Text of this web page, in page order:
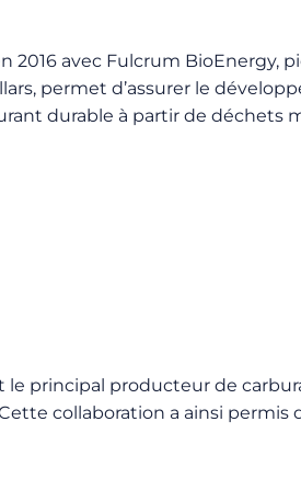
2016 avec Fulcrum
permet d’assurer le
durable à partir de déchets
le principal producteur de
collaboration a ainsi permis